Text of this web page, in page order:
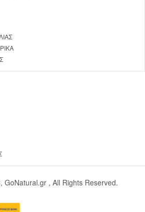
GoNatural.gr , All Rights Reserved.